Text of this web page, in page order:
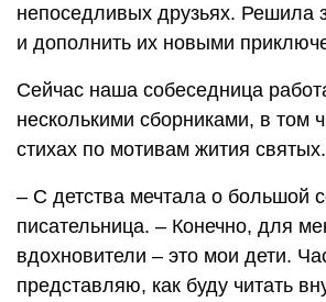
непоседливых друзьях. Решила
и дополнить их новыми
Сейчас наша собеседница
несколькими сборниками, в том
стихах по мотивам жития святых.
– С детства мечтала о большой
писательница. – Конечно, для
вдохновители – это мои дети.
представляю, как буду читать